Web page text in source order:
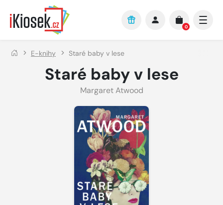
Přejít na hlavní obsah
0
E-knihy Staré baby v lese
Staré baby v lese
Margaret Atwood